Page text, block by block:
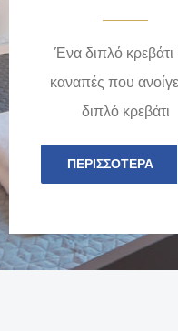
Ένα διπλό κρεβάτι
καναπές που
διπλό κρεβάτι
ΠΕΡΙΣΣΌΤΕΡΑ